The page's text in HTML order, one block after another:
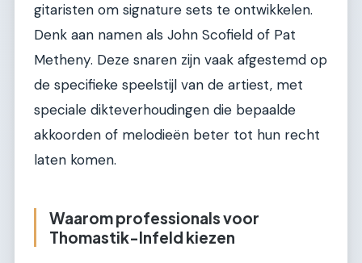
gitaristen om signature sets te ontwikkelen.
Denk aan namen als John Scofield of Pat
Metheny. Deze snaren zijn vaak afgestemd op
de specifieke speelstijl van de artiest, met
speciale dikteverhoudingen die bepaalde
akkoorden of melodieën beter tot hun recht
laten komen.
Waarom professionals voor
Thomastik-Infeld kiezen